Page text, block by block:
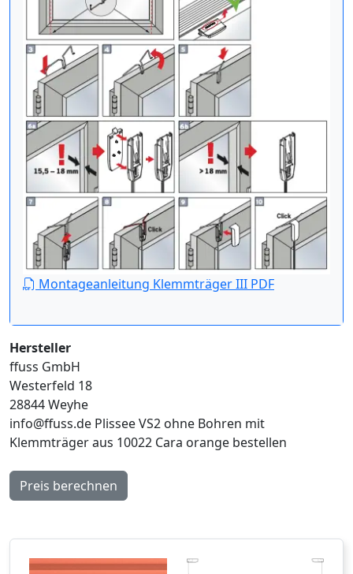
Montageanleitung Klemmträger III PDF
Hersteller
ffuss GmbH
Westerfeld 18
28844 Weyhe
info@ffuss.de Plissee VS2 ohne Bohren mit
Klemmträger aus 10022 Cara orange bestellen
Preis berechnen